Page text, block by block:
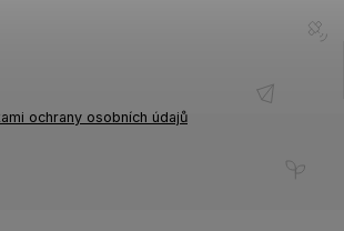
ochrany osobních údajů